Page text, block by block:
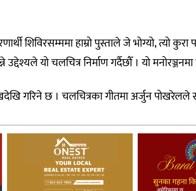
शिविरसम्ममा हाम्रो पुस्ताले जे भोग्यो, त्यो कुरा
यो चलचित्र निर्माण गर्दैछौँ । यो
गरिने छ । चलचित्रका गीतमा अर्जुन पोखरेलले